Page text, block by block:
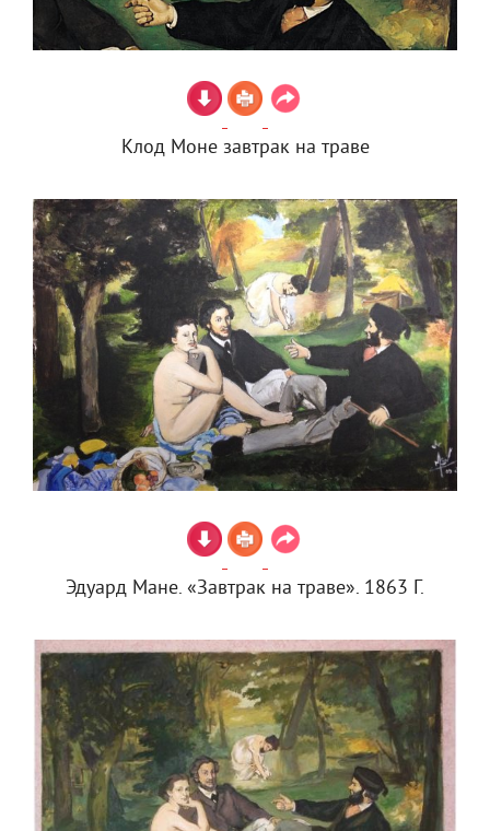
Клод Моне завтрак на траве
Эдуард Мане. «Завтрак на траве». 1863 Г.